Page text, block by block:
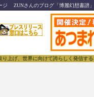
ジ ZUNさんのブログ「博麗幻想書譜」
界に向けて誇らしく発信すること